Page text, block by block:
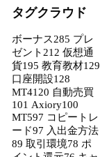
タグクラウド
ボーナス285 プレ
ゼント212 仮想通
貨195 教育教材129
口座開設128
MT4120 自動売買
101 Axiory100
MT597 コピートレ
ード97 入出金方法
89 取引環境78 ポ